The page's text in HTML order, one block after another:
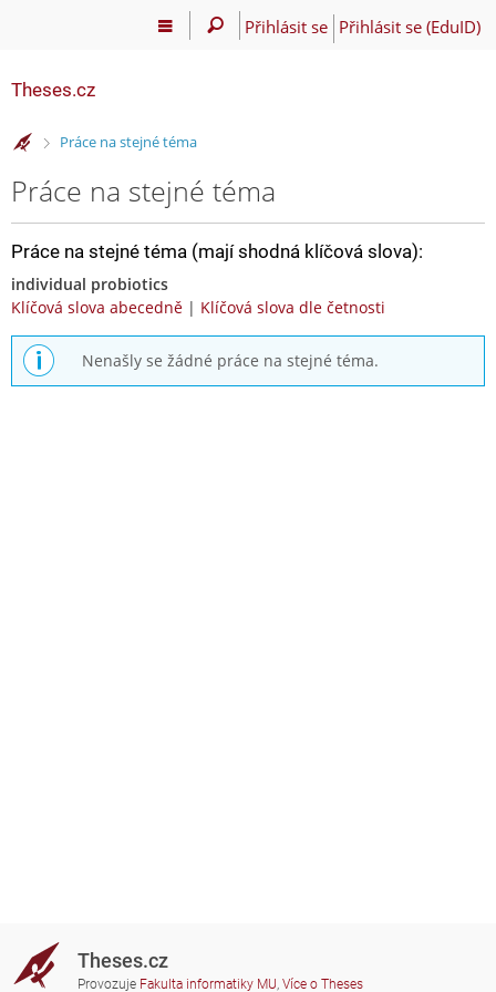
Přihlásit se Přihlásit se (EduID)
Theses.cz
>Práce na stejné téma
Práce na stejné téma
Práce na stejné téma (mají shodná klíčová slova):
individual probiotics
Klíčová slova abecedně | Klíčová slova dle četnosti
Nenašly se žádné práce na stejné téma.
Theses.cz
Provozuje Fakulta informatiky MU, Více o Theses